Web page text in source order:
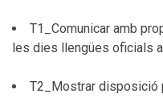
T1_Comunicar amb
les dies llengües oficials
T2_Mostrar disposició